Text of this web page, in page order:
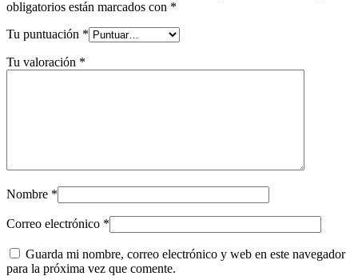
obligatorios están marcados con *
Tu puntuación *
Tu valoración *
Nombre *
Correo electrónico *
Guarda mi nombre, correo electrónico y web en este navegador
para la próxima vez que comente.